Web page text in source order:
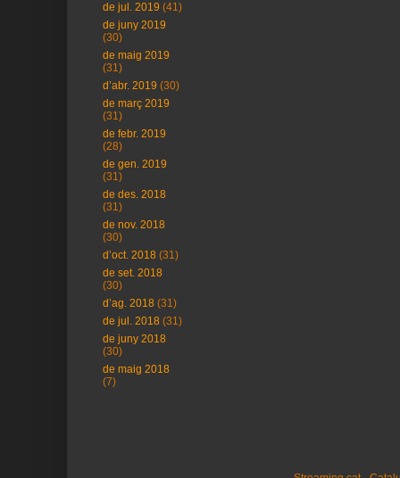
de jul. 2019 (41)
de juny 2019
(30)
de maig 2019
(31)
d’abr. 2019 (30)
de març 2019
(31)
de febr. 2019
(28)
de gen. 2019
(31)
de des. 2018
(31)
de nov. 2018
(30)
d’oct. 2018 (31)
de set. 2018
(30)
d’ag. 2018 (31)
de jul. 2018 (31)
de juny 2018
(30)
de maig 2018
(7)